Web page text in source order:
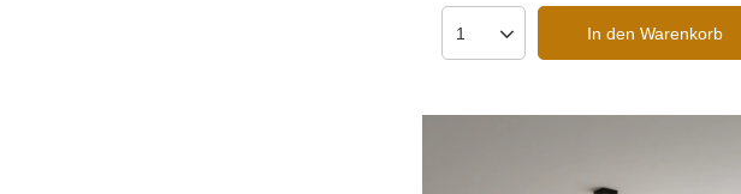
In den Warenkorb